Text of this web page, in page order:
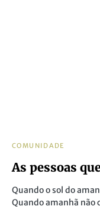
COMUNIDADE
As pessoas
Quando o sol do
Quando amanhã não